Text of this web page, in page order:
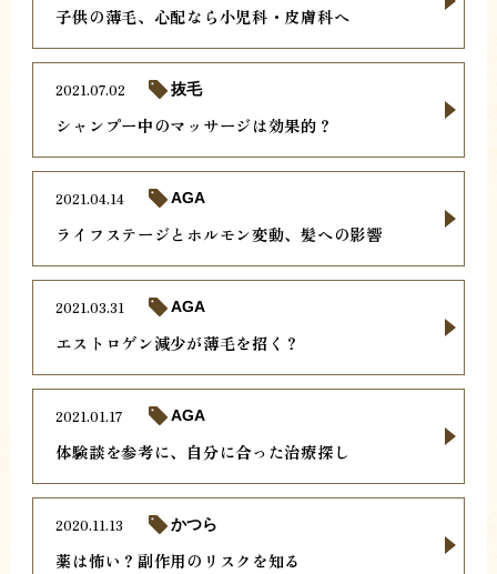
子供の薄毛、心配なら小児科・皮膚科へ
シャンプー中のマッサージは効果的？
2021.07.02 抜毛
ライフステージとホルモン変動、髪への影響
2021.04.14 AGA
エストロゲン減少が薄毛を招く？
2021.03.31 AGA
体験談を参考に、自分に合った治療探し
2021.01.17 AGA
薬は怖い？副作用のリスクを知る
2020.11.13 かつら